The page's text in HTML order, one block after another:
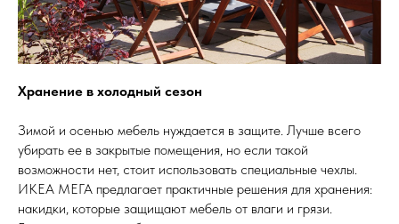
Хранение в холодный сезон
Зимой и осенью мебель нуждается в защите. Лучше всего
убирать ее в закрытые помещения, но если такой
возможности нет, стоит использовать специальные чехлы.
ИКЕА МЕГА предлагает практичные решения для хранения:
накидки, которые защищают мебель от влаги и грязи.